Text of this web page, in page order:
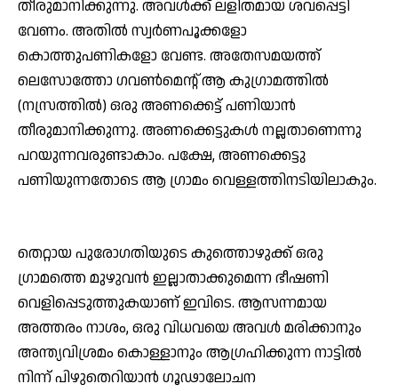
തീരുമാനിക്കുന്നു. അവള്‍ക്ക് ലളിതമായ ശവപ്പെട്ടി
വേണം. അതില്‍ സ്വര്‍ണപൂക്കളോ
കൊത്തുപണികളോ വേണ്ട. അതേസമയത്ത്
ലെസോത്തോ ഗവണ്‍മെന്റ് ആ കുഗ്രാമത്തില്‍
(നസ്രത്തില്‍) ഒരു അണക്കെട്ട് പണിയാന്‍
തീരുമാനിക്കുന്നു. അണക്കെട്ടുകള്‍ നല്ലതാണെന്നു
പറയുന്നവരുണ്ടാകാം. പക്ഷേ, അണക്കെട്ടു
പണിയുന്നതോടെ ആ ഗ്രാമം വെള്ളത്തിനടിയിലാകും.
തെറ്റായ പുരോഗതിയുടെ കുത്തൊഴുക്ക് ഒരു
ഗ്രാമത്തെ മുഴുവന്‍ ഇല്ലാതാക്കുമെന്ന ഭീഷണി
വെളിപ്പെടുത്തുകയാണ് ഇവിടെ. ആസന്നമായ
അത്തരം നാശം, ഒരു വിധവയെ അവള്‍ മരിക്കാനും
അന്ത്യവിശ്രമം കൊള്ളാനും ആഗ്രഹിക്കുന്ന നാട്ടില്‍
നിന്ന് പിഴുതെറിയാന്‍ ഗൂഢാലോചന